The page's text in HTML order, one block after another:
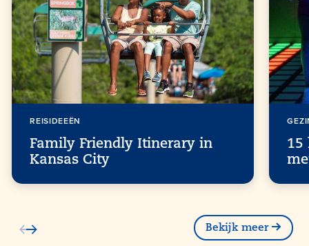
REISIDEEËN
Family Friendly Itinerary in
Kansas City
15
Bekijk meer